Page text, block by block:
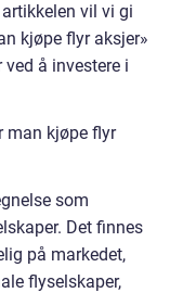
vil vi gi
kjøpe flyr aksjer»
å investere i
man kjøpe flyr
som
Det finnes
på markedet,
flyselskaper,